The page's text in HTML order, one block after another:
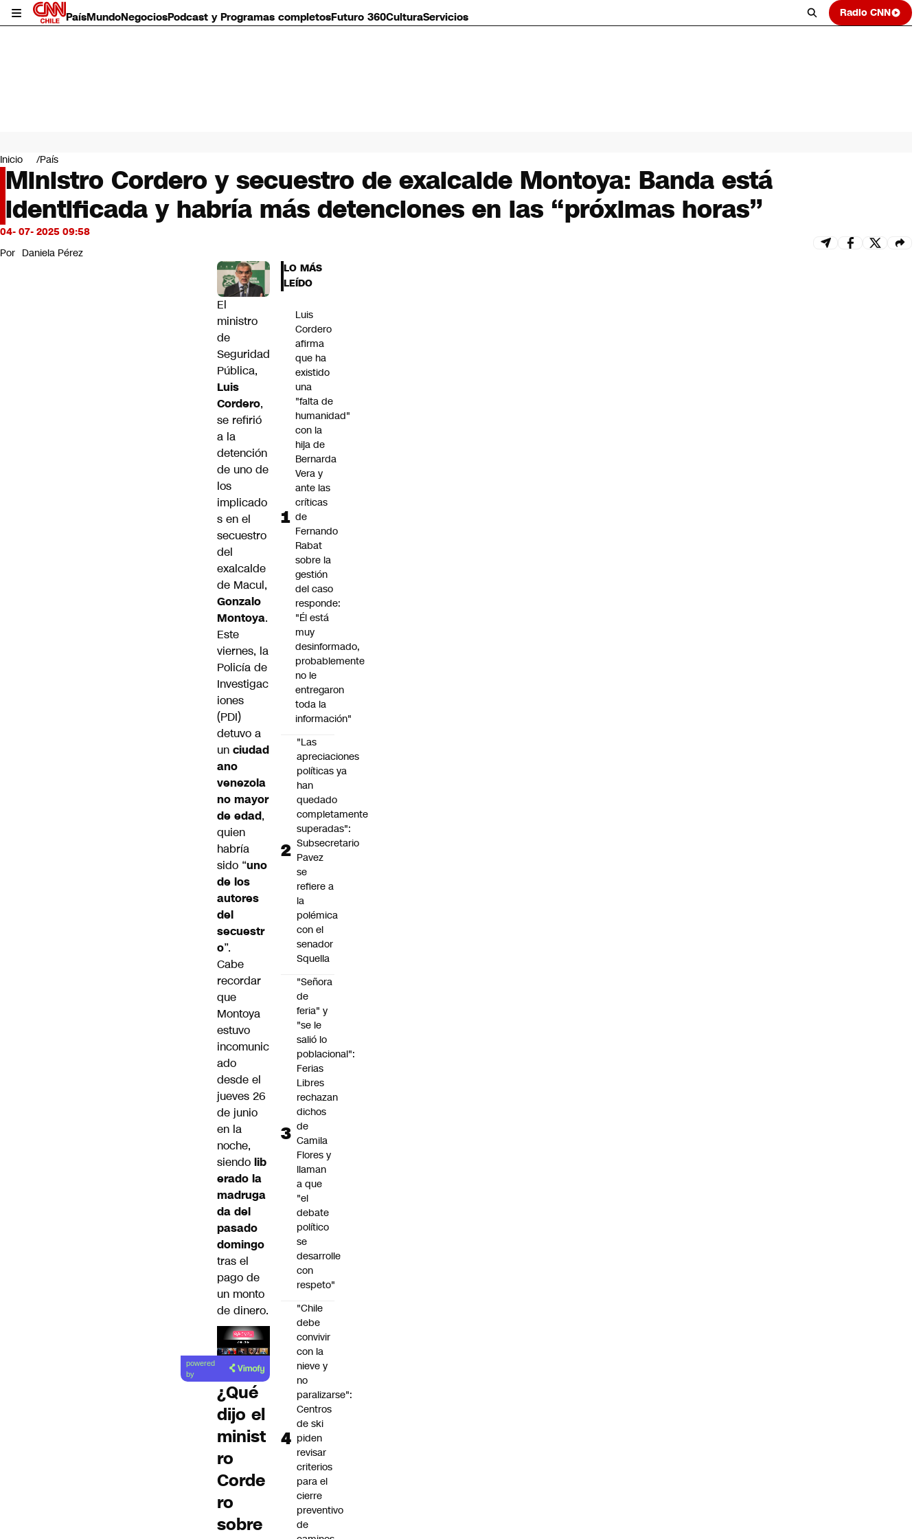
PaísMundoNegociosPodcast y Programas completosFuturo 360CulturaServicios Radio CNN
Mundo
Negocios
Deportes
Programas completos
Cultura
Servicios
Bits
CNN Data
Inicio País
Ministro Cordero y secuestro de exalcalde Montoya: Banda está
identificada y habría más detenciones en las “próximas horas”
04- 07- 2025 09:58
Por Daniela Pérez
El
ministro
de
Seguridad
Pública,
Luis
Cordero,
se refirió
a la
detención
de uno de
los
implicado
s en el
secuestro
del
exalcalde
de Macul,
Gonzalo
Montoya.
Este
viernes, la
Policía de
Investigac
iones
(PDI)
detuvo a
un ciudad
ano
venezola
no mayor
de edad,
quien
habría
sido “uno
de los
autores
del
secuestr
o”.
Cabe
recordar
que
Montoya
estuvo
incomunic
ado
desde el
jueves 26
de junio
en la
noche,
siendo lib
erado la
madruga
da del
pasado
domingo
tras el
pago de
un monto
de dinero.
Lea el
artículo
powered
by
¿Qué
dijo el
minist
ro
Corde
ro
sobre
LO MÁS
LEÍDO
Luis
Cordero
afirma
que ha
existido
una
"falta de
humanidad"
con la
hija de
Bernarda
Vera y
ante las
críticas
de
Fernando
Rabat
sobre la
gestión
del caso
responde:
"Él está
muy
desinformado,
probablemente
no le
entregaron
toda la
información"
"Las
apreciaciones
políticas ya
han
quedado
completamente
superadas":
Subsecretario
Pavez
se
refiere a
la
polémica
con el
senador
Squella
"Señora
de
feria" y
"se le
salió lo
poblacional":
Ferias
Libres
rechazan
dichos
de
Camila
Flores y
llaman
a que
"el
debate
político
se
desarrolle
con
respeto"
"Chile
debe
convivir
con la
nieve y
no
paralizarse":
Centros
de ski
piden
revisar
criterios
para el
cierre
preventivo
de